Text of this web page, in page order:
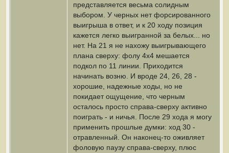
представляется весьма солидным
выбором. У черных нет форсированного
выигрыша в ответ, и к 20 ходу позиция
кажется легко выигранной за белых... но
нет. На 21 я не нахожу выигрывающего
плана сверху: фолу 4х4 мешается
подкол по 11 линии. Приходится
начинать возню. И вроде 24, 26, 28 -
хорошие, надежные ходы, но не
покидает ощущение, что черным
осталось просто справа-сверху активно
поиграть - и ничья. После 29 хода я могу
применить прошлые думки: ход 30 -
отравленный. Он наконец-то оживляет
фоловую паузу справа-сверху, плюс